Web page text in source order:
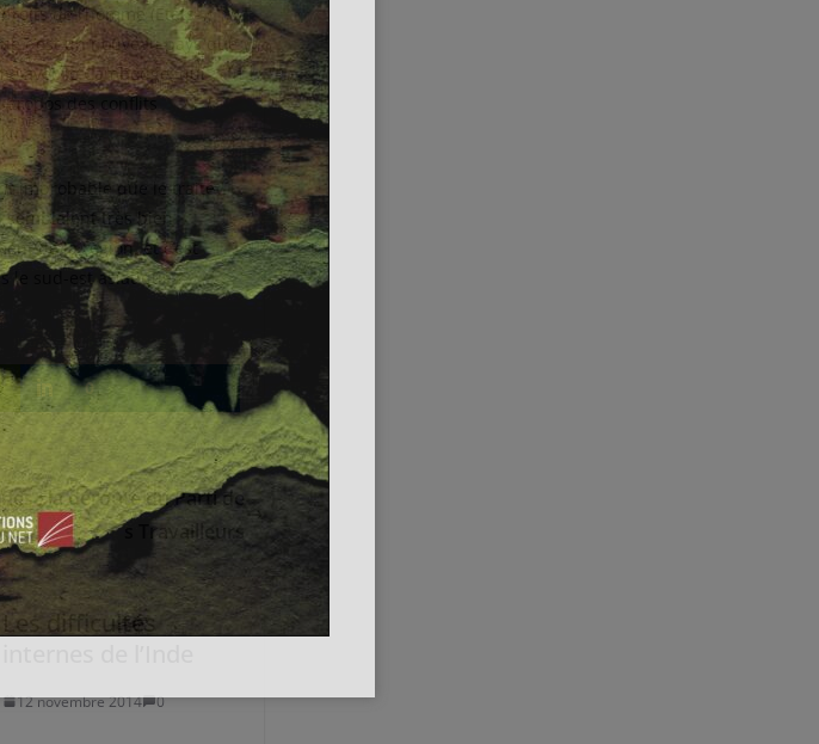
de l’homme (Etats-
c’est un nouveau pays que
avec le Cambodge, qui
propos des conflits
improbable que le traité
semblaient très bien
de la région, et c’est
le sud-est asiatique ?
0
: la déroute du Parti de
s Travailleurs
Les difficultés
12 novembre 2014 0